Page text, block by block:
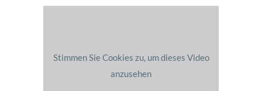
Stimmen Sie Cookies zu, um dieses Video
anzusehen